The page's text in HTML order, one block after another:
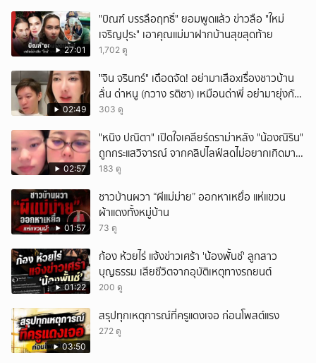
27:01
"บิณฑ์ บรรลือฤทธิ์" ยอมพูดแล้ว ข่าวลือ "ใหม่
เจริญปุระ" เอาคุณแม่มาฝากบ้านสุขสุดท้าย
1,702 ดู
02:49
ั่"จิน จรินทร์" เดือดจัด! อย่ามาเสือxเรื่องชาวบ้าน
ลั่น ด่าหนู (กวาง รติชา) เหมือนด่าพี่ อย่ามายุ่งกับ
คนของผม จบ!!!
303 ดู
02:57
"หนิง ปณิตา" เปิดใจเคลียร์ดราม่าหลัง "น้องณิริน"
ถูกกระแสวิจารณ์ จากคลิปไลฟ์สดไม่อยากเกิดมา
หน้าเหมือนพ่อ
183 ดู
01:57
ชาวบ้านผวา “ผีแม่ม่าย” ออกหาเหยื่อ แห่แขวน
ผ้าแดงทั้งหมู่บ้าน
73 ดู
01:22
ก้อง ห้วยไร่ แจ้งข่าวเศร้า 'น้องพั้นช์' ลูกสาว
บุญธรรม เสียชีวิตจากอุบัติเหตุทางรถยนต์
200 ดู
03:50
สรุปทุกเหตุการณ์ที่ครูแดงเจอ ก่อนโพสต์แรง
272 ดู